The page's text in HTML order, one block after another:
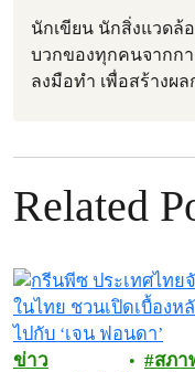
นักเขียน นักสิ่งแวดล้
บวกของทุกคนจากกา
ลงมือทำ เพื่อสร้างผ
Related
ข่าว
สภา